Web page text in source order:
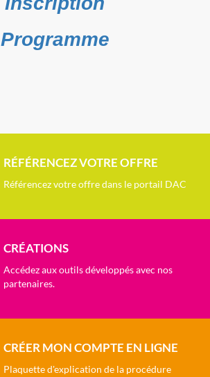
Programme
RÉFÉRENCEZ VOTRE OFFRE
Référencez votre offre dans le portail DAC
CRÉATIONS
Accédez aux outils développés avec nos
partenaires.
CRÉER MON COMPTE EN LIGNE
Plaquette d'explication de la procédure